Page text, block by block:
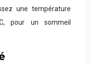
une température
pour un sommeil